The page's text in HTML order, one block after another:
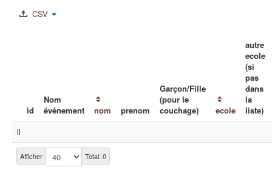
CSV
id
Nom
événement
nom prenom
Garçon/Fille
(pour le
couchage)
ecole
autre
ecole
(si
pas
dans
la
liste)
Afficher Total: 0
il